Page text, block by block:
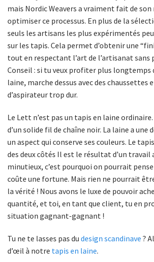
mais Nordic Weavers a vraiment fait de
optimiser ce processus. En plus de la
seuls les artisans les plus expérimentés
sur les tapis. Cela permet d’obtenir une
tout en respectant l’art de l’artisanat sans
Conseil : si tu veux profiter plus longtemps
laine, marche dessus avec des chaussettes
d’aspirateur trop dur.
Le Lett n’est pas un tapis en laine
d’un solide fil de chaîne noir. La laine a une
un aspect qui conserve ses couleurs. Le
des deux côtés Il est le résultat d’un travail
minutieux, c’est pourquoi on pourrait
coûte une fortune. Mais rien ne pourrait
la vérité ! Nous avons le luxe de pouvoir
quantité, et toi, en tant que client, tu en
situation gagnant-gagnant !
Tu ne te lasses pas du design scandinave ?
d’œil à notre tapis en laine.